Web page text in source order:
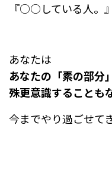
『○○している人。
あなたは
あなたの「素の部分
殊更意識することも
今までやり過ごせて